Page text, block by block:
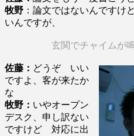
牧野 ：論文ではないんですけ
いんですが、
玄関でチャイムが
佐藤： どうぞ いい
ですよ、客が来たか
な
牧野： いやオープン
デスク、申し訳ない
ですけど 対応に出